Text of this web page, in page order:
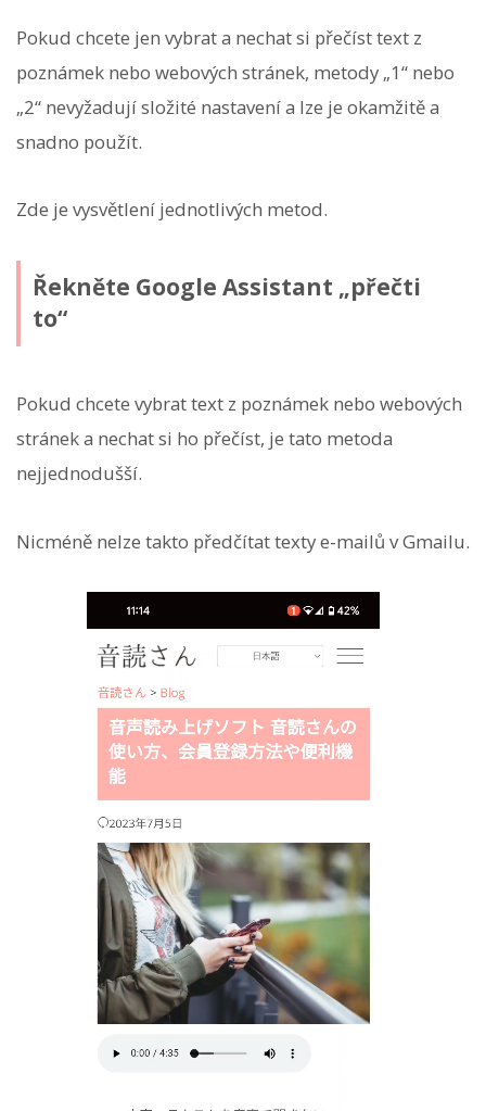
Pokud chcete jen vybrat a nechat si přečíst text z
poznámek nebo webových stránek, metody „1“ nebo
„2“ nevyžadují složité nastavení a lze je okamžitě a
snadno použít.
Zde je vysvětlení jednotlivých metod.
Řekněte Google Assistant „přečti
to“
Pokud chcete vybrat text z poznámek nebo webových
stránek a nechat si ho přečíst, je tato metoda
nejjednodušší.
Nicméně nelze takto předčítat texty e-mailů v Gmailu.